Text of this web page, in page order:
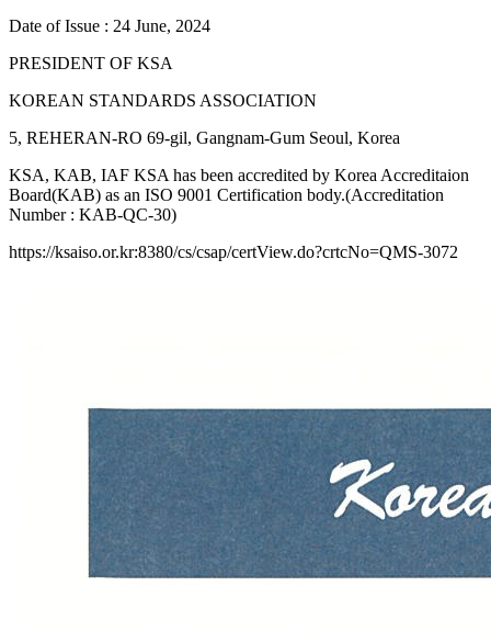
Date of Issue : 24 June, 2024
PRESIDENT OF KSA
KOREAN STANDARDS ASSOCIATION
5, REHERAN-RO 69-gil, Gangnam-Gum Seoul, Korea
KSA, KAB, IAF KSA has been accredited by Korea Accreditaion
Board(KAB) as an ISO 9001 Certification body.(Accreditation
Number : KAB-QC-30)
https://ksaiso.or.kr:8380/cs/csap/certView.do?crtcNo=QMS-3072